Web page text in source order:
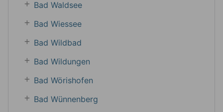
Bad Waldsee
Bad Wiessee
Bad Wildbad
Bad Wildungen
Bad Wörishofen
Bad Wünnenberg